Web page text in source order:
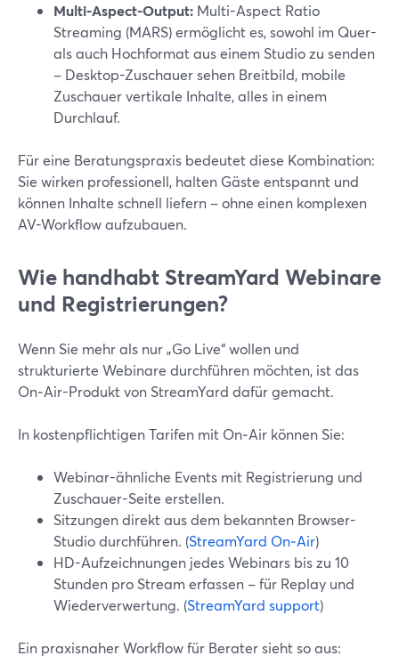
Multi-Aspect-Output: Multi-Aspect Ratio
Streaming (MARS) ermöglicht es, sowohl im Quer-
als auch Hochformat aus einem Studio zu senden
– Desktop-Zuschauer sehen Breitbild, mobile
Zuschauer vertikale Inhalte, alles in einem
Durchlauf.
Für eine Beratungspraxis bedeutet diese Kombination:
Sie wirken professionell, halten Gäste entspannt und
können Inhalte schnell liefern – ohne einen komplexen
AV-Workflow aufzubauen.
Wie handhabt StreamYard Webinare
und Registrierungen?
Wenn Sie mehr als nur „Go Live“ wollen und
strukturierte Webinare durchführen möchten, ist das
On‑Air-Produkt von StreamYard dafür gemacht.
In kostenpflichtigen Tarifen mit On‑Air können Sie:
Webinar-ähnliche Events mit Registrierung und
Zuschauer-Seite erstellen.
Sitzungen direkt aus dem bekannten Browser-
Studio durchführen. (StreamYard On‑Air)
HD-Aufzeichnungen jedes Webinars bis zu 10
Stunden pro Stream erfassen – für Replay und
Wiederverwertung. (StreamYard support)
Ein praxisnaher Workflow für Berater sieht so aus: